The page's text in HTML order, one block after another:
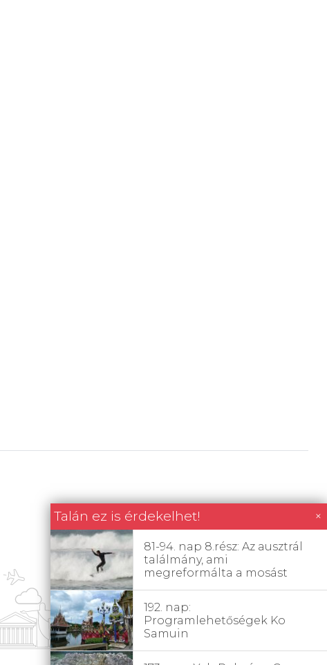
Talán ez is érdekelhet! ×
81-94. nap 8.rész: Az ausztrál
találmány, ami
megreformálta a mosást
192. nap:
Programlehetőségek Ko
Samuin